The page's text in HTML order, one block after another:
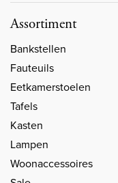
Assortiment
Bankstellen
Fauteuils
Eetkamerstoelen
Tafels
Kasten
Lampen
Woonaccessoires